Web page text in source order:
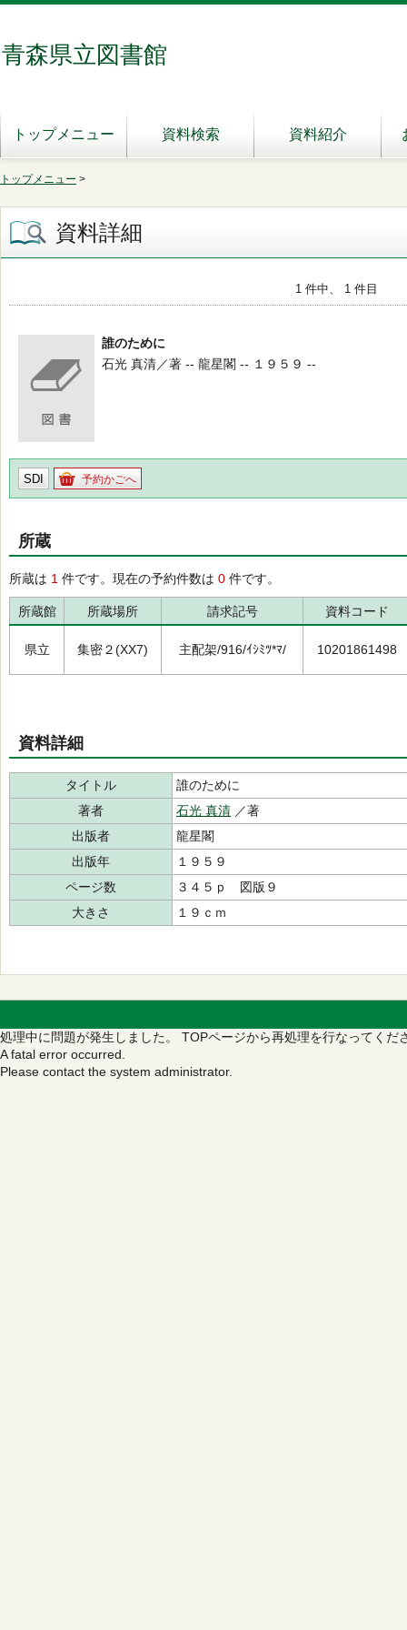
青森県立図書館
トップメニュー 資料検索 資料紹介
トップメニュー >
資料詳細
1 件中、 1 件目
誰のために
石光 真清／著 -- 龍星閣 -- １９５９ --
SDI 予約かごへ
所蔵
所蔵は 1 件です。現在の予約件数は 0 件です。
所蔵館 所蔵場所 請求記号 資料コード
県立 集密２(XX7) 主配架/916/ｲｼﾐﾂ*ﾏ/ 10201861498
資料詳細
タイトル
誰のために
著者
石光 真清 ／著
出版者
龍星閣
出版年
１９５９
ページ数
３４５ｐ 図版９
大きさ
１９ｃｍ
処理中に問題が発生しました。 TOPページから再処理を行なってくだ
A fatal error occurred.
Please contact the system administrator.